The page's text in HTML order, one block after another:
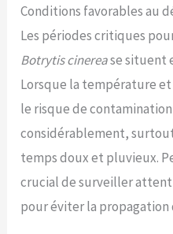
Conditions favorables au
Les périodes critiques
Botrytis cinerease situent
Lorsque la température
le risque de
considérablement,
temps doux et pluvieux.
crucial de surveiller
pour éviter la propagation